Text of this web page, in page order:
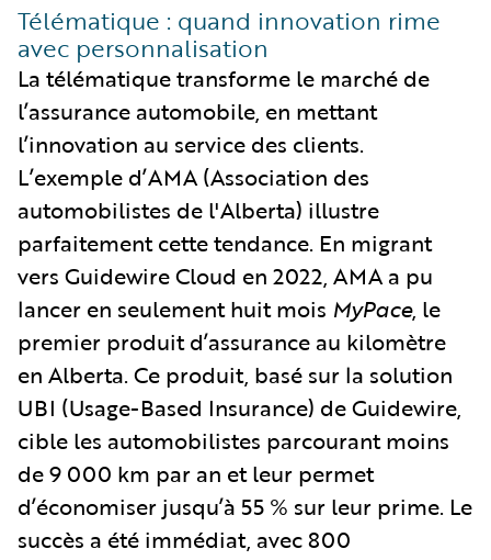
Télématique : quand innovation rime
avec personnalisation
La télématique transforme le marché de
l’assurance automobile, en mettant
l’innovation au service des clients.
L’exemple d’AMA (Association des
automobilistes de l'Alberta) illustre
parfaitement cette tendance. En migrant
vers Guidewire Cloud en 2022, AMA a pu
lancer en seulement huit mois MyPace, le
premier produit d’assurance au kilomètre
en Alberta. Ce produit, basé sur la solution
UBI (Usage-Based Insurance) de Guidewire,
cible les automobilistes parcourant moins
de 9 000 km par an et leur permet
d’économiser jusqu’à 55 % sur leur prime. Le
succès a été immédiat, avec 800